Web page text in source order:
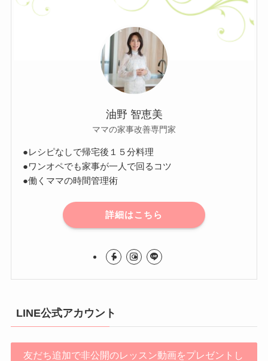
油野 智恵美
ママの家事改善専門家
●レシピなしで帰宅後１５分料理
●ワンオペでも家事が一人で回るコツ
●働くママの時間管理術
詳細はこちら
LINE公式アカウント
友だち追加で非公開のレッスン動画をプレゼントし